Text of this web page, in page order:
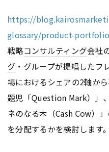
https://
glossary/product-
戦略コンサルティング会社
グ ・グループが提唱したフ
場における シェアの2軸か
題児「Question Mark）」
ネのなる木（Cash Cow）
を分配するかを検討します。